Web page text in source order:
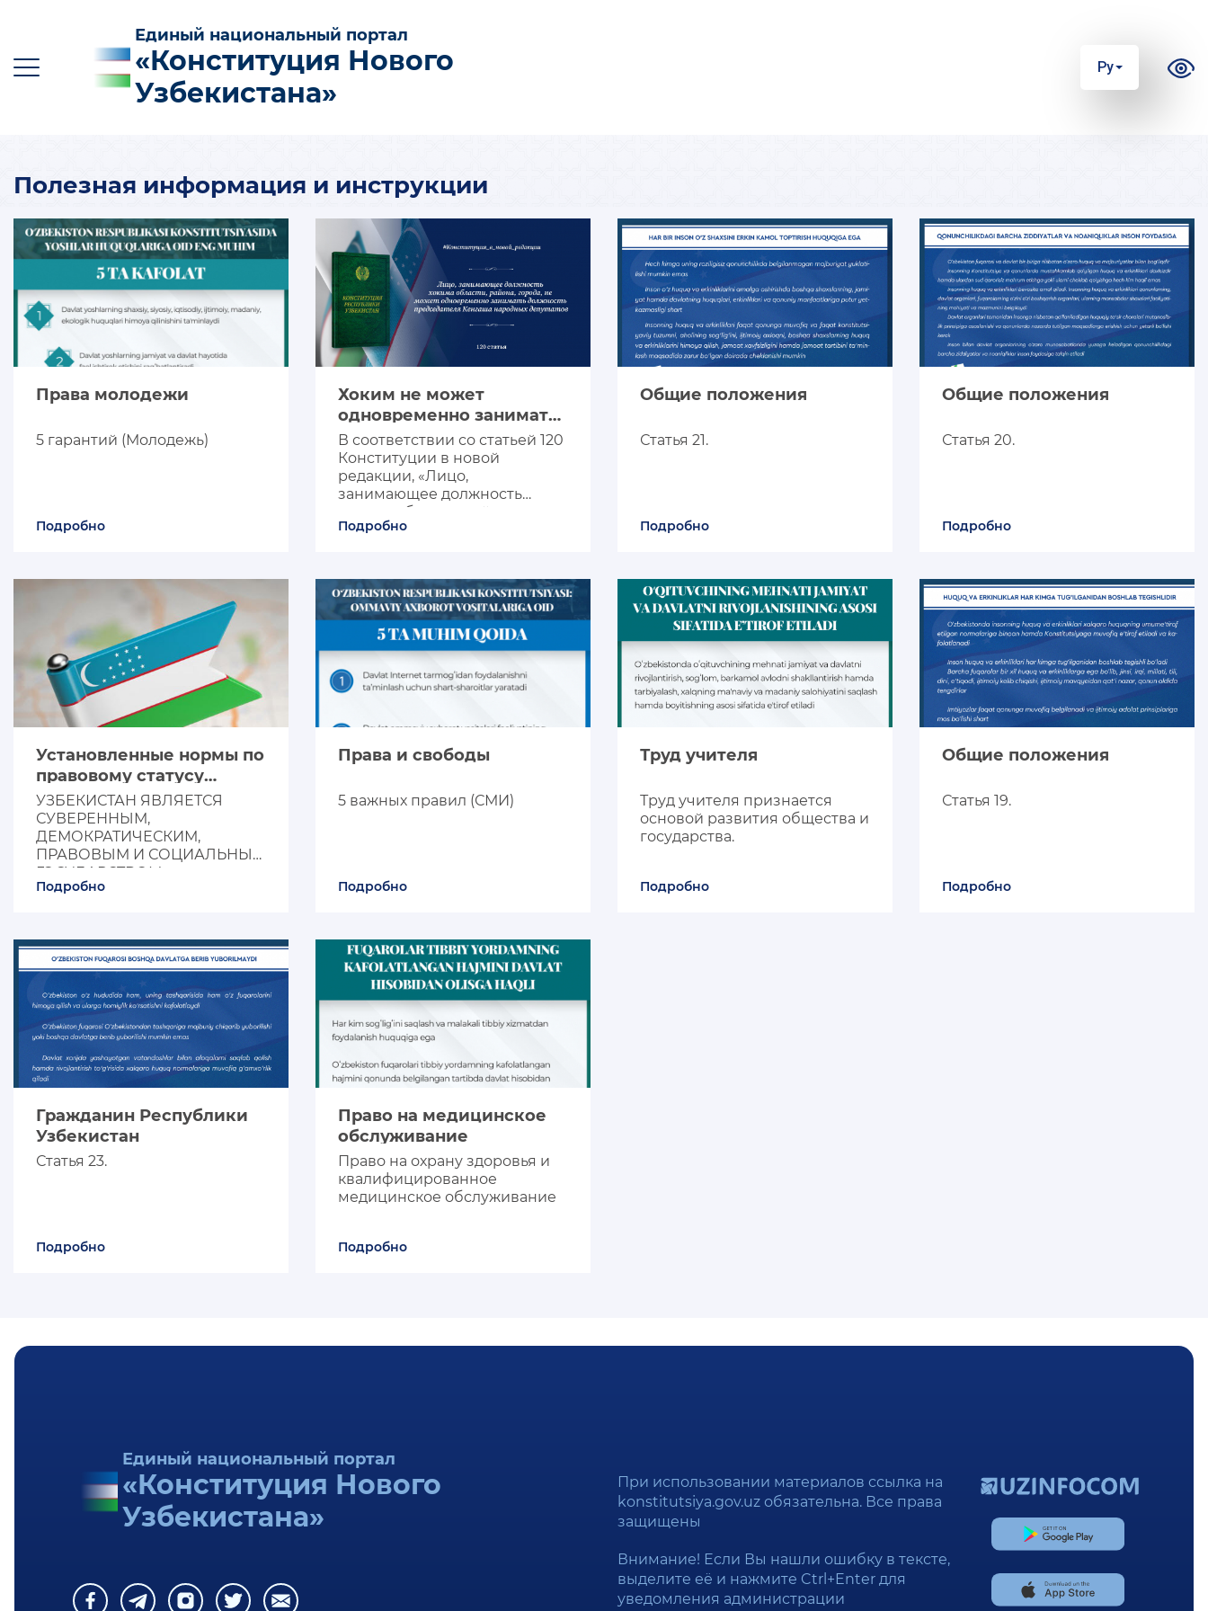
Қр
ОСНОВНЫЕ НОВОВВЕДЕНИЯ В
КОНСТИТУЦИЮ
СУТЬ И ЗНАЧЕНИЕ КОНСТИТУЦИИ
ПОЛЕЗНАЯ ИНФОРМАЦИЯ И ИНСТРУКЦИИ
100 ОТВЕТОВ НА 100 ВОПРОСОВ
СЛОВАРЬ КОНСТИТУЦИОННЫХ ТЕРМИНОВ
ПОЛИТИКА КОНФИДЕНЦИАЛЬНОСТИ
Единый национальный портал
«Конституция Нового
Узбекистана»
Ру
Полезная информация и инструкции
Права молодежи
5 гарантий (Молодежь)
Подробно
Хоким не может
одновременно занимать
должность председателя
Кенгаша народных
депутатов
В соответствии со статьей 120
Конституции в новой
редакции, «Лицо,
занимающее должность
хокима области, района,
города, не может
Кенгаша народных
депутатов».
Подробно
Общие положения
Статья 21.
Подробно
Общие положения
Статья 20.
Подробно
Установленные нормы по
правовому статусу
государства Узбекистан
УЗБЕКИСТАН ЯВЛЯЕТСЯ
СУВЕРЕННЫМ,
ДЕМОКРАТИЧЕСКИМ,
ПРАВОВЫМ И СОЦИАЛЬНЫМ
ГОСУДАРСТВОМ, как
непреложное правило.
Подробно
Права и свободы
5 важных правил (СМИ)
Подробно
Труд учителя
Труд учителя признается
основой развития общества и
государства.
Подробно
Общие положения
Статья 19.
Подробно
Гражданин Республики
Узбекистан
Статья 23.
Подробно
Право на медицинское
обслуживание
Право на охрану здоровья и
квалифицированное
медицинское обслуживание
Подробно
Единый национальный портал
«Конституция Нового
Узбекистана»
При использовании материалов ссылка на
konstitutsiya.gov.uz обязательна. Все права
защищены
Внимание! Если Вы нашли ошибку в тексте,
выделите её и нажмите Ctrl+Enter для
уведомления администрации